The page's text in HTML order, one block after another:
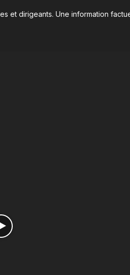
et dirigeants. Une information